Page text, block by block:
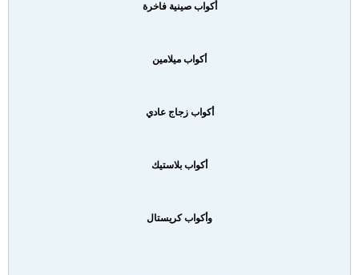
أكواب صينية فاخرة
أكواب ميلامين
أكواب زجاج عادي
أكواب بلاستيك
وأكواب كريستال